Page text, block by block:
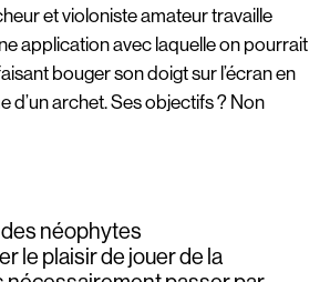
et violoniste amateur travaille
application avec laquelle on pourrait
bouger son doigt sur l’écran en
d’un archet. Ses objectifs ? Non
néophytes
le plaisir de jouer de la